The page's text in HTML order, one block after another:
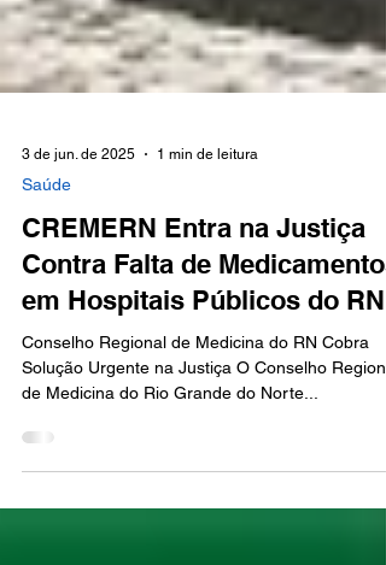
3 de jun. de 2025 1 min de leitura
Saúde
CREMERN Entra na Justiça
Contra Falta de Medicamentos
em Hospitais Públicos do RN
Conselho Regional de Medicina do RN Cobra